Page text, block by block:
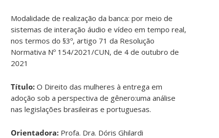
Modalidade de realização da banca: por meio de
sistemas de interação áudio e vídeo em tempo real,
nos termos do §3º, artigo 71 da Resolução
Normativa Nº 154/2021/CUN, de 4 de outubro de
2021
Título:O Direito das mulheres à entrega em
adoção sob a perspectiva de gênero:uma análise
nas legislações brasileiras e portuguesas.
Orientadora: Profa. Dra. Dóris Ghilardi